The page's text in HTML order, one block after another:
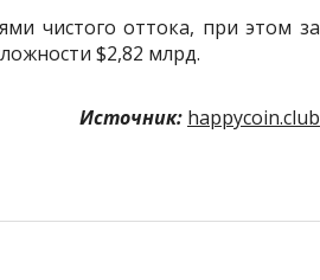
чистого оттока, при этом за
$2,82 млрд.
Источник: happycoin.club